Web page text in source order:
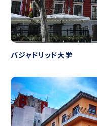
バジャドリッド大学